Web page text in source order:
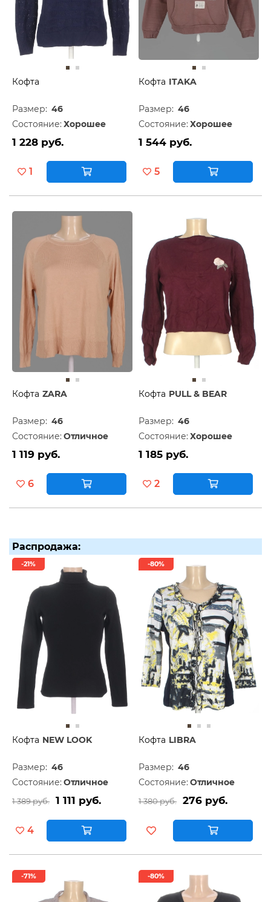
Кофта
Размер: 46
Состояние: Хорошее
1 228 руб.
1
Кофта ITAKA
Размер: 46
Состояние: Хорошее
1 544 руб.
5
Кофта ZARA
Размер: 46
Состояние: Отличное
1 119 руб.
6
Кофта PULL & BEAR
Размер: 46
Состояние: Хорошее
1 185 руб.
2
Распродажа:
-21%
Кофта NEW LOOK
Размер: 46
Состояние: Отличное
1 389 руб. 1 111 руб.
4
-80%
Кофта LIBRA
Размер: 46
Состояние: Отличное
1 380 руб. 276 руб.
-71% -80%